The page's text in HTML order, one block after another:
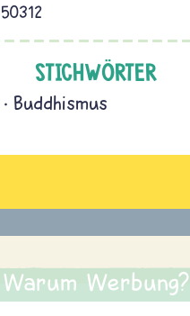
STICHWÖRTER
Buddhismus
Warum Werbung?